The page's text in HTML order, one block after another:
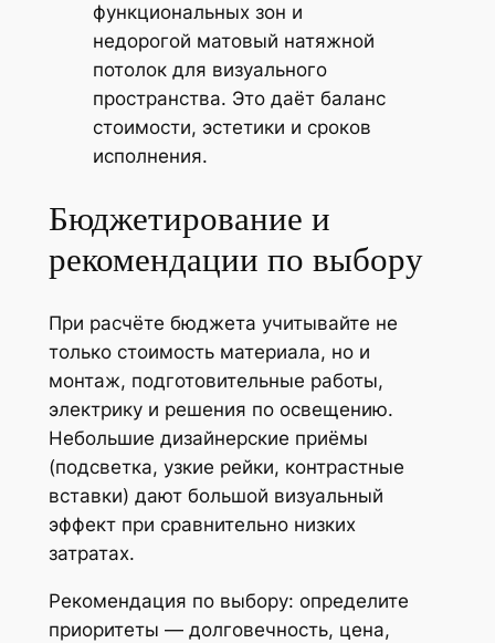
функциональных зон и
недорогой матовый натяжной
потолок для визуального
пространства. Это даёт баланс
стоимости, эстетики и сроков
исполнения.
Бюджетирование и
рекомендации по выбору
При расчёте бюджета учитывайте не
только стоимость материала, но и
монтаж, подготовительные работы,
электрику и решения по освещению.
Небольшие дизайнерские приёмы
(подсветка, узкие рейки, контрастные
вставки) дают большой визуальный
эффект при сравнительно низких
затратах.
Рекомендация по выбору: определите
приоритеты — долговечность, цена,